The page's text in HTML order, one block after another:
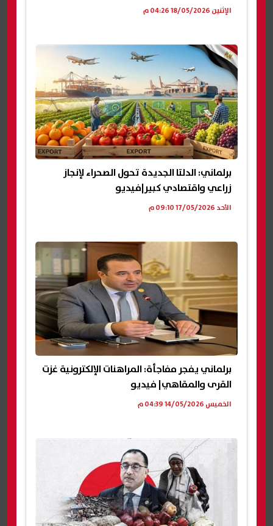
الإثنين 18/05/2026 04:26 م
برلماني: الدلتا الجديدة تحول الصحراء لإنجاز
زراعي واقتصادي كبير|فيديو
الأحد 17/05/2026 09:10 م
برلماني يفجر مفاجأة: المراهنات الإلكترونية غزت
القرى والمقاهي| فيديو
الخميس 14/05/2026 04:39 م